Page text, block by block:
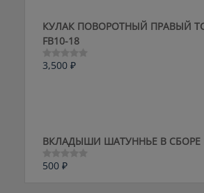
КУЛАК ПОВОРОТНЫЙ ПРАВЫЙ
FB10-18
Оценка
3,500 ₽
ВКЛАДЫШИ ШАТУННЬЕ В СБОРЕ
Оценка
500 ₽